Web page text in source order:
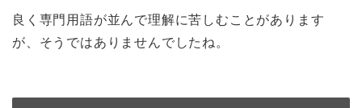
良く専門用語が並んで理解に苦しむことがあります
が、そうではありませんでしたね。